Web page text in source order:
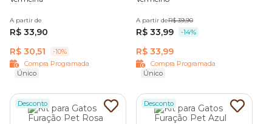
Caixa
de areia
tampa e aba de
Mais
privacidade;
Menos
Visual mais
Limpeza
mais rápida;
A partir de
R$ 33,90
R$ 30,51
-10%
Compra Programada
Único
A partir deR$ 39,90
R$ 33,99 -14%
R$ 33,99
Compra Programada
Único
Desconto Desconto